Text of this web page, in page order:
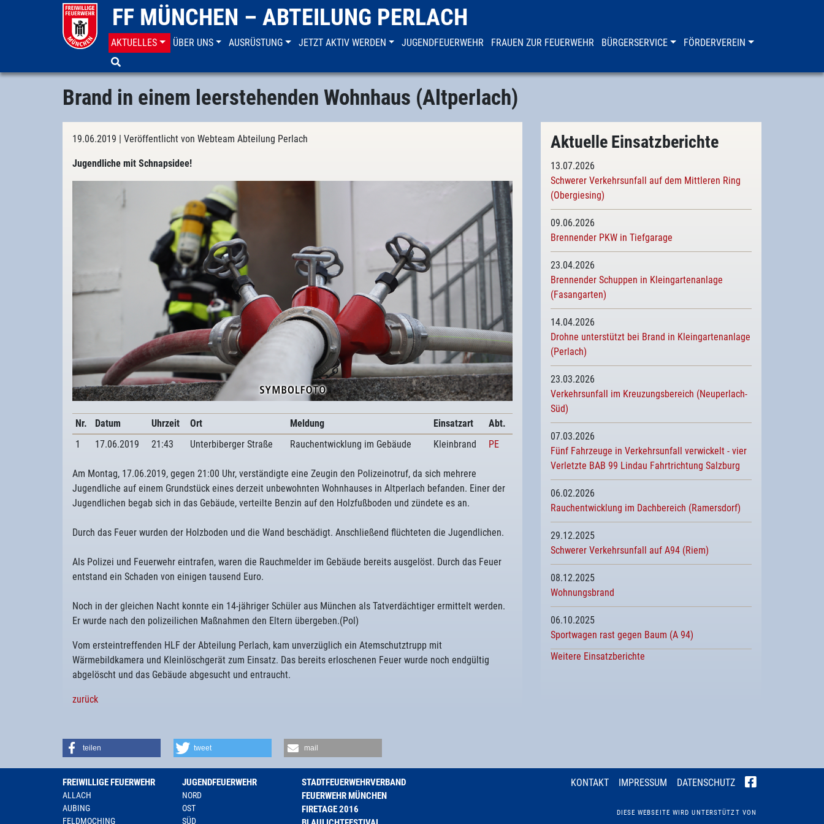
FF MÜNCHEN – ABTEILUNG PERLACH
AKTUELLES ÜBER UNS AUSRÜSTUNG JETZT AKTIV WERDEN JUGENDFEUERWEHR FRAUEN ZUR FEUERWEHR BÜRGERSERVICE FÖRDERVEREIN
Aktuelles
Brand in einem leerstehenden Wohnhaus (Altperlach)
19.06.2019 | Veröffentlicht von Webteam Abteilung Perlach
Jugendliche mit Schnapsidee!
Nr. Datum Uhrzeit Ort Meldung Einsatzart
Abt.
1
17.06.2019 21:43 Unterbiberger Straße Rauchentwicklung im Gebäude Kleinbrand PE
Am Montag, 17.06.2019, gegen 21:00 Uhr, verständigte eine Zeugin den Polizeinotruf, da sich mehrere
Jugendliche auf einem Grundstück eines derzeit unbewohnten Wohnhauses in Altperlach befanden. Einer der
Jugendlichen begab sich in das Gebäude, verteilte Benzin auf den Holzfußboden und zündete es an.
Durch das Feuer wurden der Holzboden und die Wand beschädigt. Anschließend flüchteten die Jugendlichen.
Als Polizei und Feuerwehr eintrafen, waren die Rauchmelder im Gebäude bereits ausgelöst. Durch das Feuer
entstand ein Schaden von einigen tausend Euro.
Noch in der gleichen Nacht konnte ein 14-jähriger Schüler aus München als Tatverdächtiger ermittelt werden.
Er wurde nach den polizeilichen Maßnahmen den Eltern übergeben.(Pol)
Vom ersteintreffenden HLF der Abteilung Perlach, kam unverzüglich ein Atemschutztrupp mit
Wärmebildkamera und Kleinlöschgerät zum Einsatz. Das bereits erloschenen Feuer wurde noch endgültig
abgelöscht und das Gebäude abgesucht und entraucht.
zurück
Aktuelle Einsatzberichte
13.07.2026
Schwerer Verkehrsunfall auf dem Mittleren Ring
(Obergiesing)
09.06.2026
Brennender PKW in Tiefgarage
23.04.2026
Brennender Schuppen in Kleingartenanlage
(Fasangarten)
14.04.2026
Drohne unterstützt bei Brand in Kleingartenanlage
(Perlach)
23.03.2026
Verkehrsunfall im Kreuzungsbereich (Neuperlach-
Süd)
07.03.2026
Fünf Fahrzeuge in Verkehrsunfall verwickelt - vier
Verletzte BAB 99 Lindau Fahrtrichtung Salzburg
06.02.2026
Rauchentwicklung im Dachbereich (Ramersdorf)
29.12.2025
Schwerer Verkehrsunfall auf A94 (Riem)
08.12.2025
Wohnungsbrand
06.10.2025
Sportwagen rast gegen Baum (A 94)
Weitere Einsatzberichte
teilen tweet mail
FREIWILLIGE FEUERWEHR
ALLACH
AUBING
FELDMOCHING
JUGENDFEUERWEHR
NORD
OST
SÜD
STADTFEUERWEHRVERBAND
FEUERWEHR MÜNCHEN
FIRETAGE 2016
KONTAKT IMPRESSUM DATENSCHUTZ
DIESE WEBSEITE WIRD UNTERSTÜTZT VON